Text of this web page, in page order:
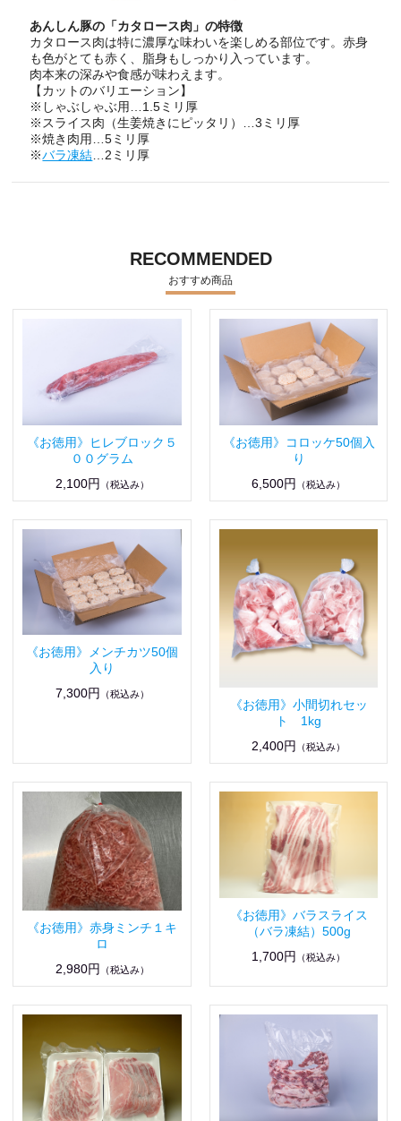
あんしん豚の「カタロース肉」の特徴
カタロース肉は特に濃厚な味わいを楽しめる部位です。赤身
も色がとても赤く、脂身もしっかり入っています。
肉本来の深みや食感が味わえます。
【カットのバリエーション】
※しゃぶしゃぶ用…1.5ミリ厚
※スライス肉（生姜焼きにピッタリ）…3ミリ厚
※焼き肉用…5ミリ厚
※バラ凍結…2ミリ厚
RECOMMENDED
おすすめ商品
《お徳用》ヒレブロック５
００グラム
2,100円
（税込み）
《お徳用》コロッケ50個入
り
6,500円
（税込み）
《お徳用》メンチカツ50個
入り
7,300円
（税込み）
《お徳用》小間切れセッ
ト 1kg
2,400円
（税込み）
《お徳用》赤身ミンチ１キ
ロ
2,980円
（税込み）
《お徳用》バラスライス
（バラ凍結）500g
1,700円
（税込み）